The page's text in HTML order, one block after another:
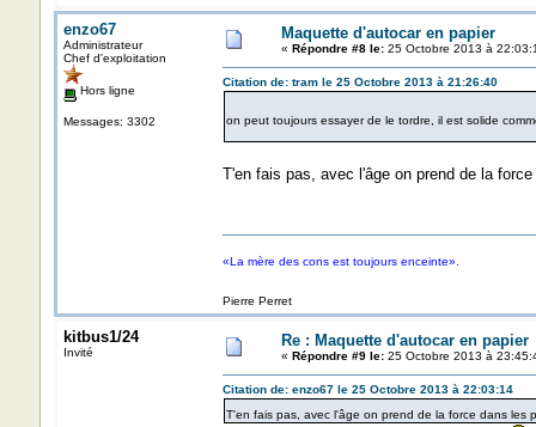
enzo67
Administrateur
Chef d'exploitation
Hors ligne
Messages: 3302
Maquette d'autocar en papier
« Répondre #8 le:25 Octobre 2013 à
Citation de: tram le 25 Octobre 2013 à 21:26:40
on peut toujours essayer de le tordre, il est solide
T'en fais pas, avec l'âge on prend de la
«La mère des cons est toujours enceinte».
Pierre Perret
kitbus1/24
Invité
Re : Maquette d'autocar en papier
« Répondre #9 le:25 Octobre 2013 à
Citation de: enzo67 le 25 Octobre 2013 à 22:03:14
T'en fais pas, avec l'âge on prend de la force dans